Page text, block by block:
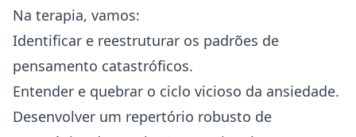
Na terapia, vamos:
Identificar e reestruturar os padrões de
pensamento catastróficos.
Entender e quebrar o ciclo vicioso da ansiedade.
Desenvolver um repertório robusto de